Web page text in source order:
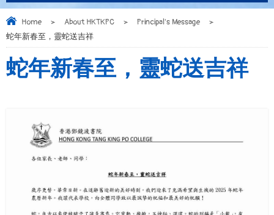
Home > About HKTKPC > Principal's Message
>
蛇年新春至，靈蛇送吉祥
蛇年新春至，靈蛇送吉祥